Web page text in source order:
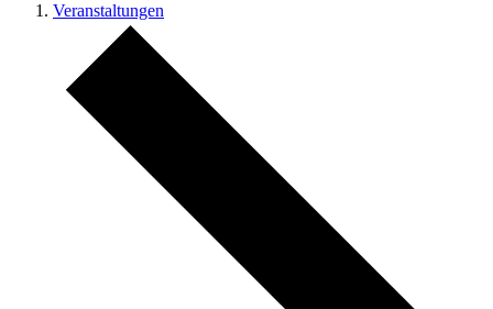
Veranstaltungen